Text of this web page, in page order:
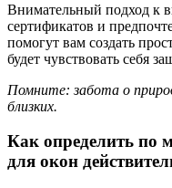
Внимательный подход к
сертификатов и
помогут вам создать
будет чувствовать себя
Помните: забота о
близких.
Как определить по
для окон